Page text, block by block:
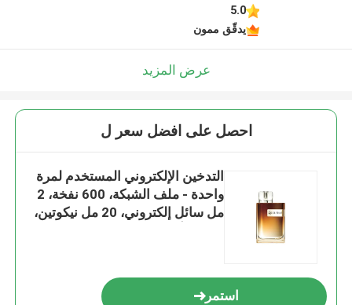
5.0
يدقّق ممون
عرض المزيد
احصل على افضل سعر ل
التدخين الإلكتروني المستخدم لمرة
واحدة - ملف الشبكة، 600 نفخة، 2
مل سائل إلكتروني، 20 مل نيكوتين،
استمر